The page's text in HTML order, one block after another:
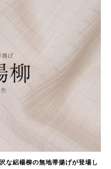
な絽楊柳の無地帯揚げが登場し